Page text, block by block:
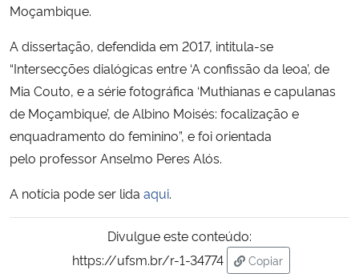
Ministério do Meio Ambiente
Ministério do Turismo
Ministério do Desenvolvimento Regional
Controladoria-Geral da União
Secretaria de Governo
Moçambique.
A dissertação, defendida em 2017, intitula-se
“Intersecções dialógicas entre ‘A confissão da leoa’, de
Mia Couto, e a série fotográfica ‘Muthianas e capulanas
de Moçambique’, de Albino Moisés: focalização e
enquadramento do feminino”, e foi orientada
pelo professor Anselmo Peres Alós.
A notícia pode ser lida aqui.
Divulgue este conteúdo:
https://ufsm.br/r-1-34774
Copiar